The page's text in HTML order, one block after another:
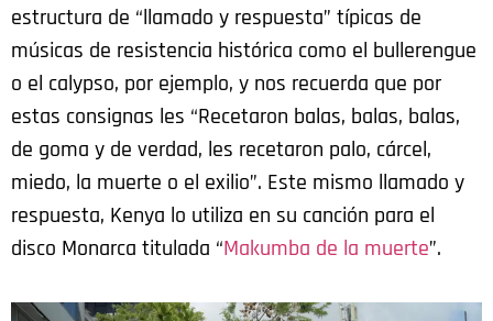
estructura de “llamado y respuesta” típicas de
músicas de resistencia histórica como el bullerengue
o el calypso, por ejemplo, y nos recuerda que por
estas consignas les “Recetaron balas, balas, balas,
de goma y de verdad, les recetaron palo, cárcel,
miedo, la muerte o el exilio”. Este mismo llamado y
respuesta, Kenya lo utiliza en su canción para el
disco Monarca titulada “Makumba de la muerte”.